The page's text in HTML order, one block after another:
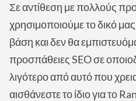
Σε αντίθεση με πολλούς
χρησιμοποιούμε το δικό
βάση και δεν θα
προσπάθειες SEO σε
λιγότερο από αυτό που
αισθάνεστε το ίδιο για το